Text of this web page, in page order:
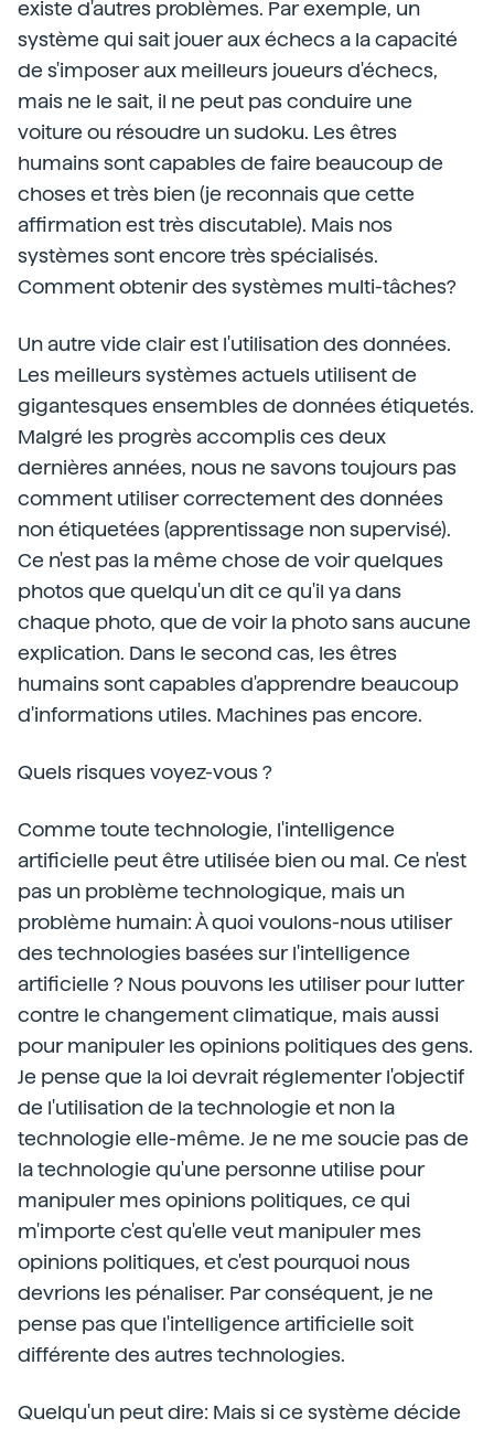
existe d'autres problèmes. Par exemple, un
système qui sait jouer aux échecs a la capacité
de s'imposer aux meilleurs joueurs d'échecs,
mais ne le sait, il ne peut pas conduire une
voiture ou résoudre un sudoku. Les êtres
humains sont capables de faire beaucoup de
choses et très bien (je reconnais que cette
affirmation est très discutable). Mais nos
systèmes sont encore très spécialisés.
Comment obtenir des systèmes multi-tâches?
Un autre vide clair est l'utilisation des données.
Les meilleurs systèmes actuels utilisent de
gigantesques ensembles de données étiquetés.
Malgré les progrès accomplis ces deux
dernières années, nous ne savons toujours pas
comment utiliser correctement des données
non étiquetées (apprentissage non supervisé).
Ce n'est pas la même chose de voir quelques
photos que quelqu'un dit ce qu'il ya dans
chaque photo, que de voir la photo sans aucune
explication. Dans le second cas, les êtres
humains sont capables d'apprendre beaucoup
d'informations utiles. Machines pas encore.
Quels risques voyez-vous ?
Comme toute technologie, l'intelligence
artificielle peut être utilisée bien ou mal. Ce n'est
pas un problème technologique, mais un
problème humain: À quoi voulons-nous utiliser
des technologies basées sur l'intelligence
artificielle ? Nous pouvons les utiliser pour lutter
contre le changement climatique, mais aussi
pour manipuler les opinions politiques des gens.
Je pense que la loi devrait réglementer l'objectif
de l'utilisation de la technologie et non la
technologie elle-même. Je ne me soucie pas de
la technologie qu'une personne utilise pour
manipuler mes opinions politiques, ce qui
m'importe c'est qu'elle veut manipuler mes
opinions politiques, et c'est pourquoi nous
devrions les pénaliser. Par conséquent, je ne
pense pas que l'intelligence artificielle soit
différente des autres technologies.
Quelqu'un peut dire: Mais si ce système décide